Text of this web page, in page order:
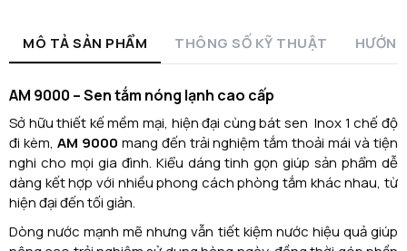
MÔ TẢ SẢN PHẨM THÔNG SỐ KỸ THUẬT
AM 9000 – Sen tắm nóng lạnh cao cấp
Sở hữu thiết kế mềm mại, hiện đại cùng bát sen Inox 1 chế độ
đi kèm, AM 9000 mang đến trải nghiệm tắm thoải mái và tiện
nghi cho mọi gia đình. Kiểu dáng tinh gọn giúp sản phẩm dễ
dàng kết hợp với nhiều phong cách phòng tắm khác nhau, từ
hiện đại đến tối giản.
Dòng nước mạnh mẽ nhưng vẫn tiết kiệm nước hiệu quả giúp